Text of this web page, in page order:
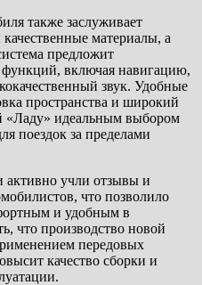
также заслуживает
материалы, а
предложит
включая навигацию,
звук. Удобные
пространства и широкий
«Ладу» идеальным выбором
поездок за пределами
активно учли отзывы и
что позволило
и удобным в
что производство новой
передовых
качество сборки и